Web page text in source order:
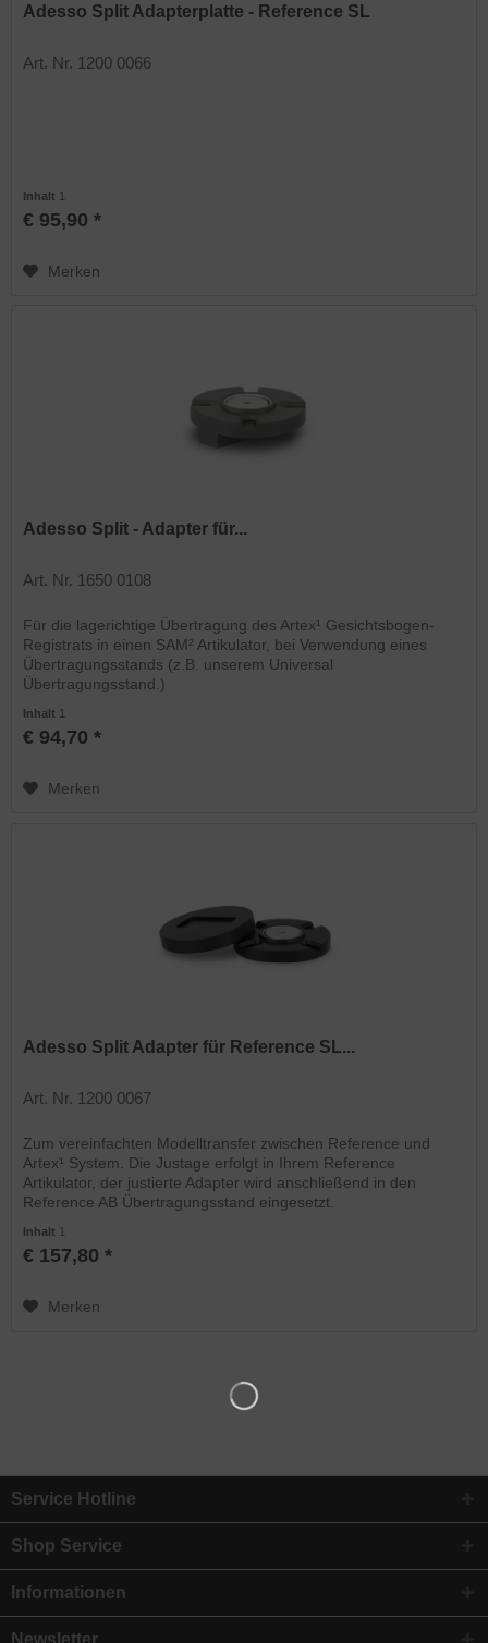
Adesso Split Adapterplatte - Reference SL
Art. Nr. 1200 0066
Inhalt 1
€ 95,90 *
Merken
Adesso Split - Adapter für...
Art. Nr. 1650 0108
Für die lagerichtige Übertragung des Artex¹ Gesichtsbogen-
Registrats in einen SAM² Artikulator, bei Verwendung eines
Übertragungsstands (z.B. unserem Universal
Übertragungsstand.)
Inhalt 1
€ 94,70 *
Merken
Adesso Split Adapter für Reference SL...
Art. Nr. 1200 0067
Zum vereinfachten Modelltransfer zwischen Reference und
Artex¹ System. Die Justage erfolgt in Ihrem Reference
Artikulator, der justierte Adapter wird anschließend in den
Reference AB Übertragungsstand eingesetzt.
Inhalt 1
€ 157,80 *
Merken
Service Hotline
Shop Service
Informationen
Newsletter